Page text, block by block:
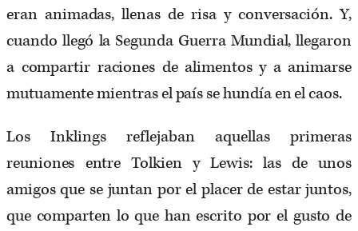
eran animadas, llenas de risa y conversación. Y,
cuando llegó la Segunda Guerra Mundial, llegaron
a compartir raciones de alimentos y a animarse
mutuamente mientras el país se hundía en el caos.
Los Inklings reflejaban aquellas primeras
reuniones entre Tolkien y Lewis: las de unos
amigos que se juntan por el placer de estar juntos,
que comparten lo que han escrito por el gusto de